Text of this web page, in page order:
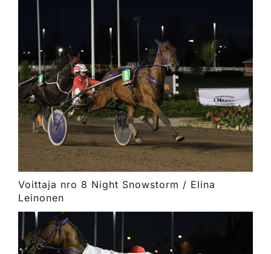
Voittaja nro 8 Night Snowstorm / Elina
Leinonen